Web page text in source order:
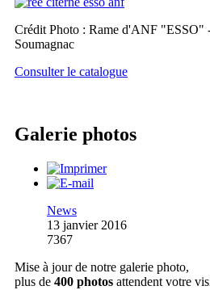
Crédit Photo : Rame d'ANF "ESSO"
Soumagnac
Consulter le catalogue
Galerie photos
News
13 janvier 2016
7367
Mise à jour de notre galerie photo,
plus de 400 photos attendent votre